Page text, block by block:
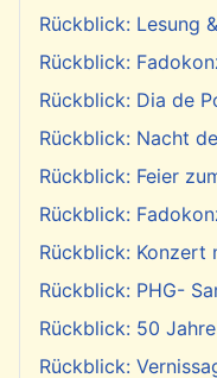
Rückblick: Lesung
Rückblick:
Rückblick: Dia de
Rückblick: Nacht
Rückblick: Feier
Rückblick:
Rückblick:
Rückblick: PHG-
Rückblick: 50
Rückblick: